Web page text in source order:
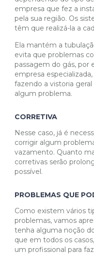
empresa que fez a
pela sua região. Os
têm que realizá-la a
Ela mantém a
evita que problemas
passagem do gás, por
empresa
fazendo a vistoria
algum problema.
CORRETIVA
Nesse caso, já é
corrigir algum
vazamento. Quanto
corretivas serão
possível.
PROBLEMAS QUE
Como existem vários
problemas, vamos
tenha alguma noção
que em todos os
um profissional para